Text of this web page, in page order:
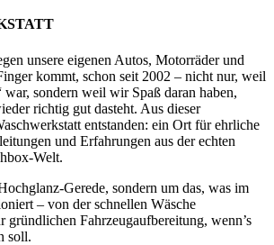
unsere eigenen Autos, Motorräder und
kommt, schon seit 2002 – nicht nur, weil
war, sondern weil wir Spaß daran haben,
richtig gut dasteht. Aus dieser
entstanden: ein Ort für ehrliche
und Erfahrungen aus der echten
Welt.
Gerede, sondern um das, was im
– von der schnellen Wäsche
gründlichen Fahrzeugaufbereitung, wenn’s
soll.